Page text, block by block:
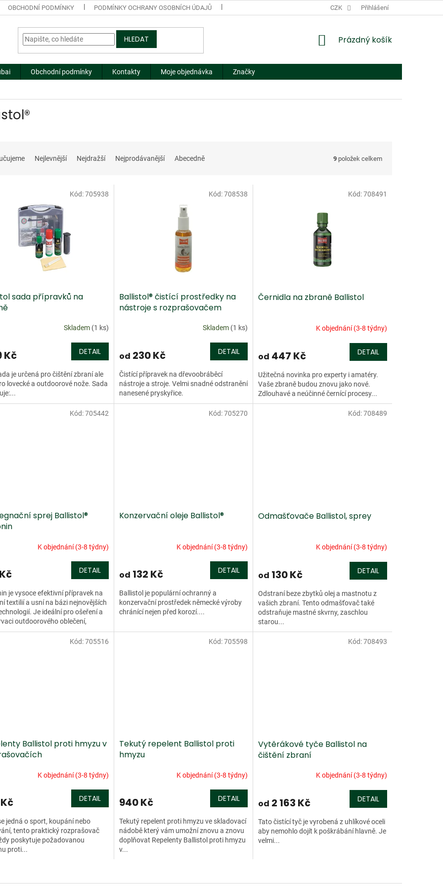
OBCHODNÍ PODMÍNKY PODMÍNKY OCHRANY OSOBNÍCH ÚDAJŮ NÁHRADNÍ PLNĚNÍ
CZK Přihlášení
HLEDAT
NÁKUPNÍ
Prázdný košík
Obchodní podmínky Kontakty Moje objednávka Značky
Nejlevnější Nejdražší Nejprodávanější Abecedně 9 položek celkem
sada přípravků na
Skladem (1 ks)
Kč DETAIL
je určená pro čištění zbraní ale
lovecké a outdoorové nože. Sada
Kód:705938
Ballistol® čistící prostředky na
nástroje s rozprašovačem
Skladem (1 ks)
od 230 Kč DETAIL
Čistící přípravek na dřevoobráběcí
nástroje a stroje. Velmi snadné odstranění
nanesené pryskyřice.
Kód:708538
Černidla na zbraně Ballistol
K objednání (3-8 týdny)
od 447 Kč DETAIL
Užitečná novinka pro experty i amatéry.
Vaše zbraně budou znovu jako nové.
Zdlouhavé a neúčinné černící procesy...
Kód:708491
sprej Ballistol®
K objednání (3-8 týdny)
DETAIL
je vysoce efektivní přípravek na
textilií a usní na bázi nejnovějších
Je ideální pro ošeření a
outdoorového oblečení,
Kód:705442
Konzervační oleje Ballistol®
K objednání (3-8 týdny)
od 132 Kč DETAIL
Ballistol je populární ochranný a
konzervační prostředek německé výroby
chránící nejen před korozí....
Kód:705270
Odmašťovače Ballistol, sprey
K objednání (3-8 týdny)
od 130 Kč DETAIL
Odstraní beze zbytků olej a mastnotu z
vašich zbraní. Tento odmašťovač také
odstraňuje mastné skvrny, zaschlou
starou...
Kód:708489
Ballistol proti hmyzu v
K objednání (3-8 týdny)
DETAIL
jedná o sport, koupání nebo
tento praktický rozprašovač
poskytuje požadovanou
proti...
Kód:705516
Tekutý repelent Ballistol proti
hmyzu
K objednání (3-8 týdny)
940 Kč DETAIL
Tekutý repelent proti hmyzu ve skladovací
nádobě který vám umožní znovu a znovu
doplňovat Repelenty Ballistol proti hmyzu
v...
Kód:705598
Vytěrákové tyče Ballistol na
čištění zbraní
K objednání (3-8 týdny)
od 2 163 Kč DETAIL
Tato čistící tyč je vyrobená z uhlíkové oceli
aby nemohlo dojít k poškrábání hlavně. Je
velmi...
Kód:708493
v